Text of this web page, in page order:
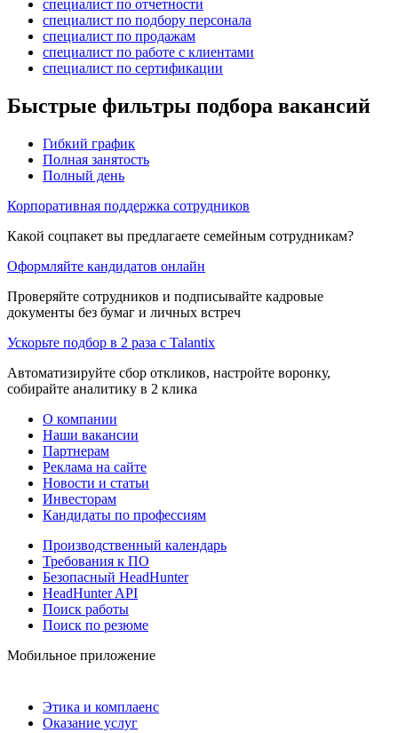
специалист по отчетности
специалист по подбору персонала
специалист по продажам
специалист по работе с клиентами
специалист по сертификации
Быстрые фильтры подбора вакансий
Гибкий график
Полная занятость
Полный день
Корпоративная поддержка сотрудников
Какой соцпакет вы предлагаете семейным сотрудникам?
Оформляйте кандидатов онлайн
Проверяйте сотрудников и подписывайте кадровые
документы без бумаг и личных встреч
Ускорьте подбор в 2 раза с Talantix
Автоматизируйте сбор откликов, настройте воронку,
собирайте аналитику в 2 клика
О компании
Наши вакансии
Партнерам
Реклама на сайте
Новости и статьи
Инвесторам
Кандидаты по профессиям
Производственный календарь
Требования к ПО
Безопасный HeadHunter
HeadHunter API
Поиск работы
Поиск по резюме
Мобильное приложение
Этика и комплаенс
Оказание услуг